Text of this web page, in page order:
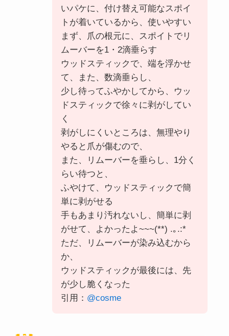
いパケに、付け替え可能なスポイ
トが着いているから、使いやすい
まず、爪の根元に、スポイトでリ
ムーバーを1・2滴垂らす
ウッドスティックで、端を浮かせ
て、また、数滴垂らし、
少し待ってふやかしてから、ウッ
ドスティックで徐々に剥がしてい
く
剥がしにくいところは、無理やり
やると爪が傷むので、
また、リムーバーを垂らし、1分く
らい待つと、
ふやけて、ウッドスティックで簡
単に剥がせる
手もあまり汚れないし、簡単に剥
がせて、よかったよ~~~(**) .｡.:*
ただ、リムーバーが染み込むから
か、
ウッドスティックが最後には、先
が少し脆くなった
引用： @cosme